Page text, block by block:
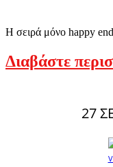
Η σειρά μόνο happy
Διαβάστε
27